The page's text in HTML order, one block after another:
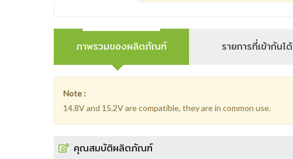
ภาพรวมของผลิตภัณฑ์ รายการที่เข้ากันได้
Note :
14.8V and 15.2V are compatible, they are in common use.
คุณสมบัติผลิตภัณฑ์